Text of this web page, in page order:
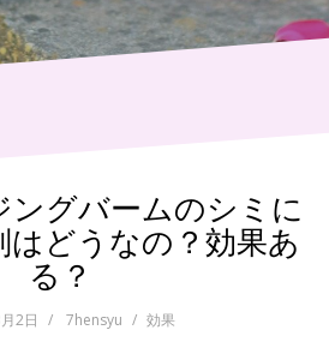
ングバームのシミに
はどうなの？効果あ
る？
2日 7hensyu 効果